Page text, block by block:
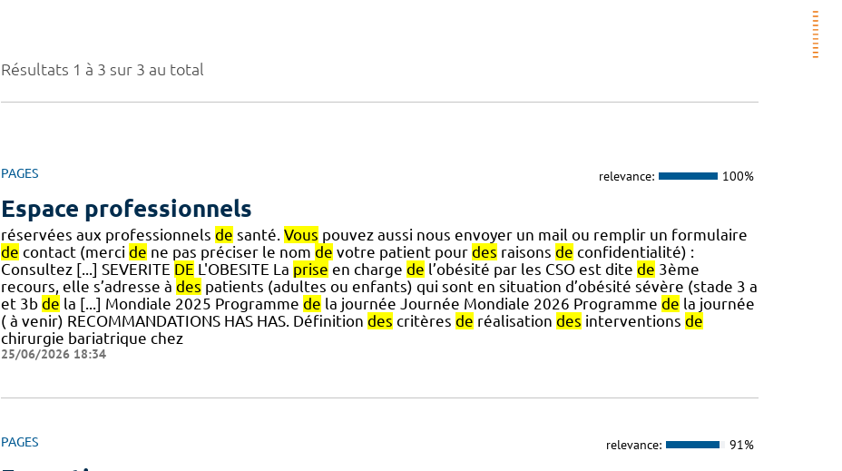
Résultats 1 à 3 sur 3 au total
PAGES relevance: 100%
Espace professionnels
réservées aux professionnels de santé. Vous pouvez aussi nous envoyer un mail ou remplir un formulaire
de contact (merci de ne pas préciser le nom de votre patient pour des raisons de confidentialité) :
Consultez [...] SEVERITE DE L'OBESITE La prise en charge de l’obésité par les CSO est dite de 3ème
recours, elle s’adresse à des patients (adultes ou enfants) qui sont en situation d’obésité sévère (stade 3 a
et 3b de la [...] Mondiale 2025 Programme de la journée Journée Mondiale 2026 Programme de la journée
( à venir) RECOMMANDATIONS HAS HAS. Définition des critères de réalisation des interventions de
chirurgie bariatrique chez
25/06/2026 18:34
PAGES relevance: 91%